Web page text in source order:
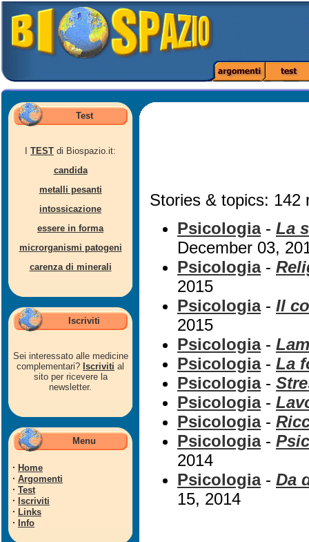
Test
TEST di Biospazio.it:
candida
metalli pesanti
intossicazione
essere in forma
microrganismi patogeni
carenza di minerali
Iscriviti
Sei interessato alle medicine
complementari? Iscriviti al
sito per ricevere la
newsletter.
Menu
· Home
· Argomenti
· Test
· Iscriviti
· Links
· Info
Stories & topics: 142
Psicologia- La
December 03,
Psicologia-
2015
Psicologia- Il
2015
Psicologia-
Psicologia- La
Psicologia-
Psicologia-
Psicologia-
Psicologia-
2014
Psicologia- Da
15, 2014